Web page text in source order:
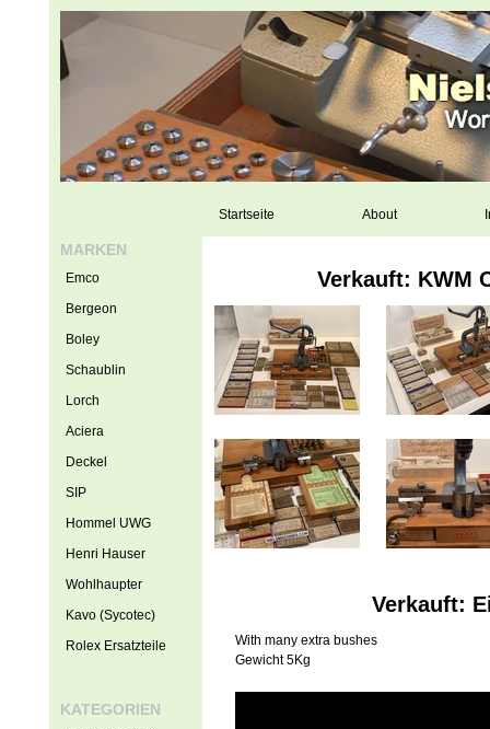
Startseite About
Verkauft: KWM
Verkauft:
With many extra bushes
Gewicht 5Kg
MARKEN
Emco
Bergeon
Boley
Schaublin
Lorch
Aciera
Deckel
SIP
Hommel UWG
Henri Hauser
Wohlhaupter
Kavo (Sycotec)
Rolex Ersatzteile
KATEGORIEN